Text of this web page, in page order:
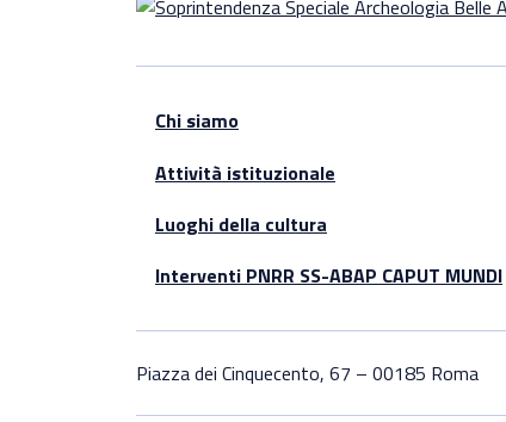
Chi siamo
Attività istituzionale
Luoghi della cultura
Interventi PNRR SS-ABAP CAPUT MUNDI
Piazza dei Cinquecento, 67 – 00185 Roma